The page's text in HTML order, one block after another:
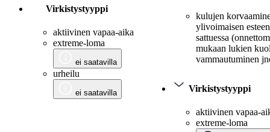
Virkistystyyppi
aktiivinen vapaa-aika
extreme-loma
ei saatavilla
urheilu
ei saatavilla
kulujen
ylivoimaisen esteen
sattuessa
mukaan lukien
vammautuminen
Virkistystyyppi
aktiivinen vapaa-
extreme-loma